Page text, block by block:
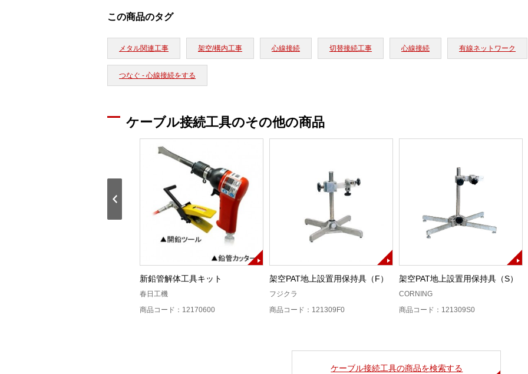
この商品のタグ
メタル関連工事 架空/構内工事 心線接続 切替接続工事 心線接続 有線ネットワーク
つなぐ - 心線接続をする
ケーブル接続工具のその他の商品
新鉛管解体工具キット
春日工機
商品コード：12170600
架空PAT地上設置用保持具（F）
フジクラ
商品コード：121309F0
架空PAT地上設置用保持具（S）
CORNING
商品コード：121309S0
ケーブル接続工具の商品を検索する